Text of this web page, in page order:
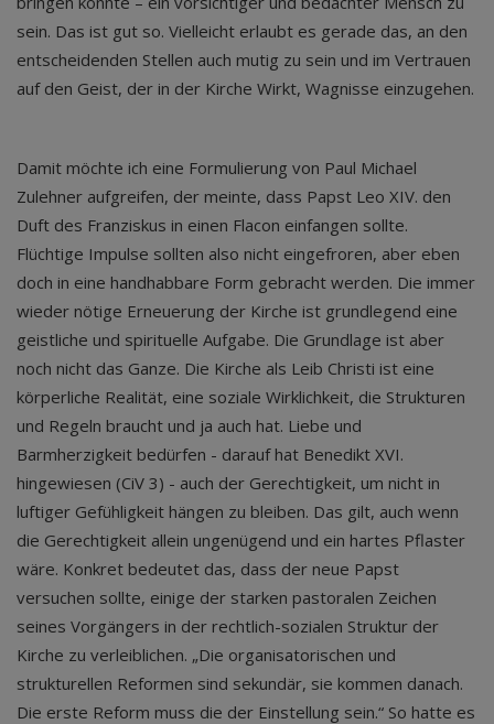
sein. Das ist gut so. Vielleicht erlaubt es gerade das, an den
entscheidenden Stellen auch mutig zu sein und im Vertrauen
auf den Geist, der in der Kirche Wirkt, Wagnisse einzugehen.
Damit möchte ich eine Formulierung von Paul Michael
Zulehner aufgreifen, der meinte, dass Papst Leo XIV. den
Duft des Franziskus in einen Flacon einfangen sollte.
Flüchtige Impulse sollten also nicht eingefroren, aber eben
doch in eine handhabbare Form gebracht werden. Die immer
wieder nötige Erneuerung der Kirche ist grundlegend eine
geistliche und spirituelle Aufgabe. Die Grundlage ist aber
noch nicht das Ganze. Die Kirche als Leib Christi ist eine
körperliche Realität, eine soziale Wirklichkeit, die Strukturen
und Regeln braucht und ja auch hat. Liebe und
Barmherzigkeit bedürfen - darauf hat Benedikt XVI.
hingewiesen (CiV 3) - auch der Gerechtigkeit, um nicht in
luftiger Gefühligkeit hängen zu bleiben. Das gilt, auch wenn
die Gerechtigkeit allein ungenügend und ein hartes Pflaster
wäre. Konkret bedeutet das, dass der neue Papst
versuchen sollte, einige der starken pastoralen Zeichen
seines Vorgängers in der rechtlich-sozialen Struktur der
Kirche zu verleiblichen. „Die organisatorischen und
strukturellen Reformen sind sekundär, sie kommen danach.
Die erste Reform muss die der Einstellung sein.“ So hatte es